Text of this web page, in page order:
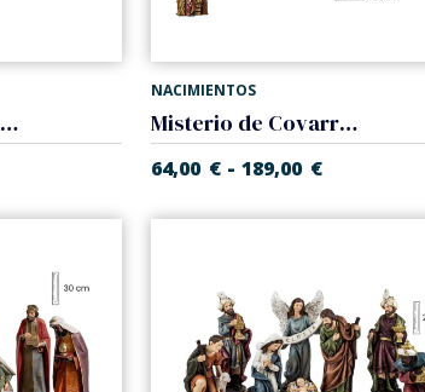
Misterio en manos con angel
NACIMIENTOS
Misterio de Covarrubias. Varias medidas.
64,00 €- 189,00 €